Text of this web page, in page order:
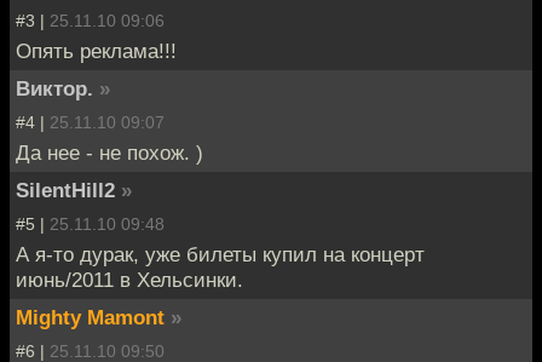
#3 | 25.11.10 09:06
Опять реклама!!!
Виктор. »
#4 | 25.11.10 09:07
Да нее - не похож. )
SilentHill2 »
#5 | 25.11.10 09:48
А я-то дурак, уже билеты купил на концерт
июнь/2011 в Хельсинки.
Mighty Mamont »
#6 | 25.11.10 09:50